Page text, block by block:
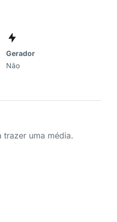
Gerador
Não
uma média.